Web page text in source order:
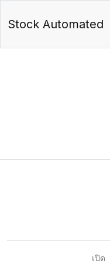
Stock Automated
เปิด